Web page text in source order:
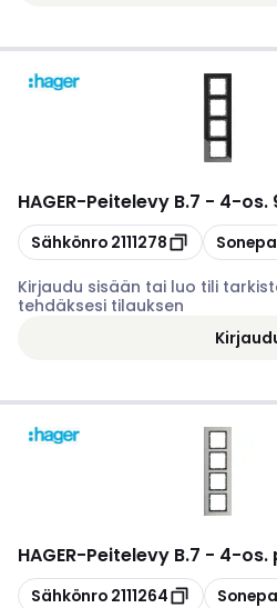
HAGER-Peitelevy B.7 - 4-
Kopioi
Sähkönro 2111278 Kopioi
Kirjaudu sisään tai luo tili
tehdäksesi tilauksen
HAGER-Peitelevy B.7 - 4-os.
Kopioi
Sähkönro 2111264 Kopioi